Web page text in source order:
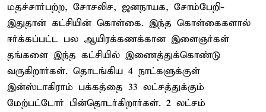
மதச்சார்பற்ற, சோசலிச, ஜனநாயக, சோம்பேறி-
இதுதான் கட்சியின் கொள்கை. இந்த கொள்கைகளால்
ஈர்க்கப்பட்ட பல ஆயிரக்கணக்கான இளைஞர்கள்
தங்களை இந்த கட்சியில் இணைத்துக்கொண்டு
வருகிறார்கள். தொடங்கிய 4 நாட்களுக்குள்
இன்ஸ்டாகிராம் பக்கத்தை 33 லட்சத்துக்கும்
மேற்பட்டோர் பின்தொடர்கிறார்கள். 2 லட்சம்